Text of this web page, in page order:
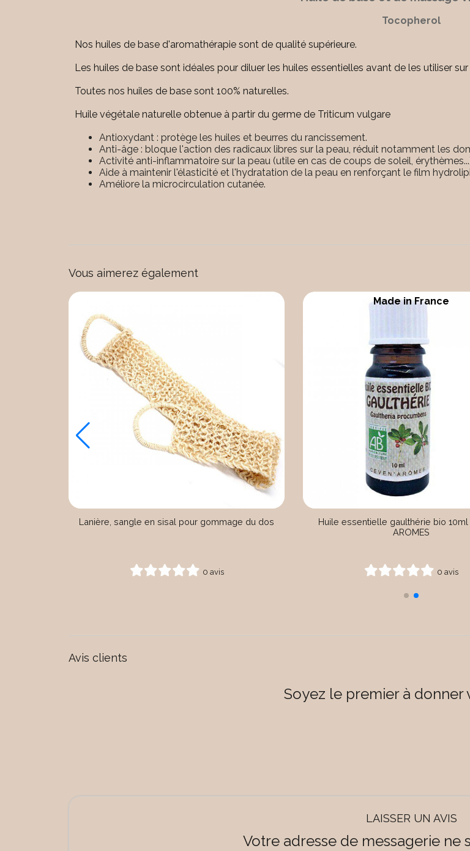
Tocopherol
Nos huiles de base d'aromathérapie sont de qualité supérieure.
Les huiles de base sont idéales pour diluer les huiles essentielles avant de les utiliser sur
Toutes nos huiles de base sont 100% naturelles.
Huile végétale naturelle obtenue à partir du germe de Triticum vulgare
Antioxydant : protège les huiles et beurres du rancissement.
Anti-âge : bloque l'action des radicaux libres sur la peau, réduit notamment les
Activité anti-inflammatoire sur la peau (utile en cas de coups de soleil,
Aide à maintenir l'élasticité et l'hydratation de la peau en renforçant le film
Améliore la microcirculation cutanée.
Vous aimerez également
Lanière, sangle en sisal pour gommage du dos
0 avis
Huile essentielle gaulthérie bio 10ml
AROMES
0 avis
Made in France
Avis clients
Soyez le premier à donner
LAISSER UN AVIS
Votre adresse de messagerie ne